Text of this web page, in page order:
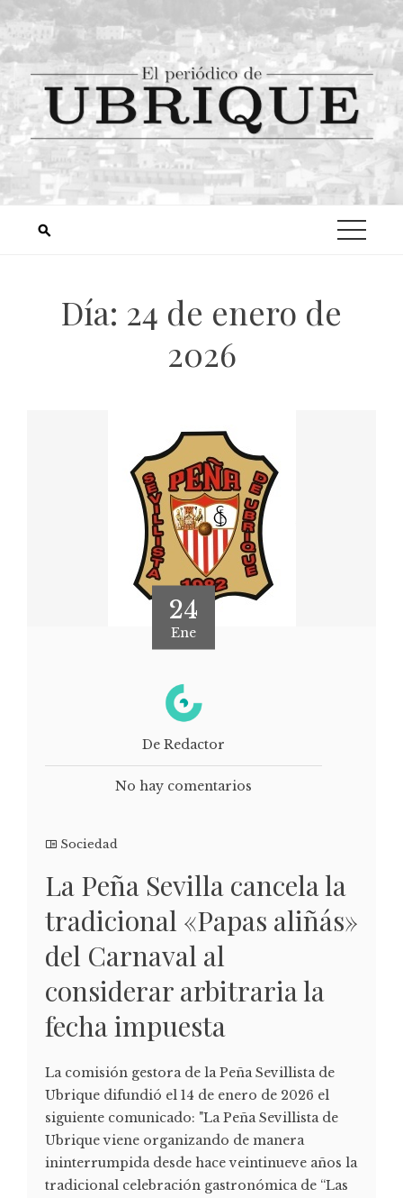
Día: 24 de enero de
2026
24
Ene
De Redactor
No hay comentarios
Sociedad
La Peña Sevilla cancela la
tradicional «Papas aliñás»
del Carnaval al
considerar arbitraria la
fecha impuesta
La comisión gestora de la Peña Sevillista de
Ubrique difundió el 14 de enero de 2026 el
siguiente comunicado: "La Peña Sevillista de
Ubrique viene organizando de manera
ininterrumpida desde hace veintinueve años la
tradicional celebración gastronómica de “Las